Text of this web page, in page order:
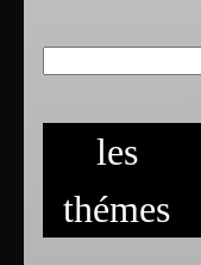
les
thémes